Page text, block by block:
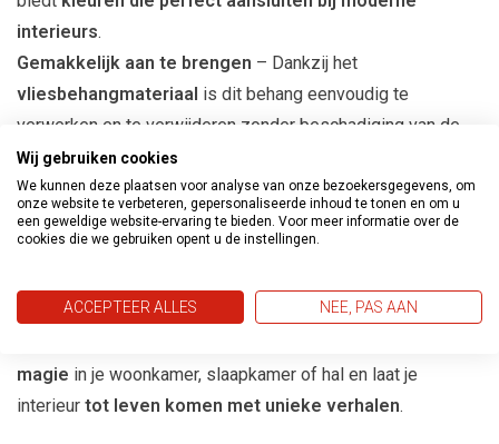
interieurs.
Gemakkelijk aan te brengen – Dankzij het
vliesbehangmateriaal is dit behang eenvoudig te
verwerken en te verwijderen zonder beschadiging van de
muren.
Transformeer Je Ruimte met Magische
Behangpatronen
ontworpen voormensen met een passie voor bijzondere
magie in je woonkamer, slaapkamer of hal en laat je
interieur tot leven komen met unieke verhalen.
Wij gebruiken cookies
We kunnen deze plaatsen voor analyse van onze bezoekersgegevens, om
onze website te verbeteren, gepersonaliseerde inhoud te tonen en om u
een geweldige website-ervaring te bieden. Voor meer informatie over de
cookies die we gebruiken opent u de instellingen.
ACCEPTEER ALLES NEE, PAS AAN